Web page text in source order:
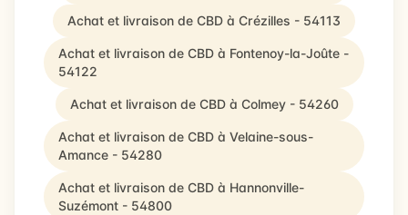
Achat et livraison de CBD à Crézilles - 54113
Achat et livraison de CBD à Fontenoy-la-Joûte -
54122
Achat et livraison de CBD à Colmey - 54260
Achat et livraison de CBD à Velaine-sous-
Amance - 54280
Achat et livraison de CBD à Hannonville-
Suzémont - 54800